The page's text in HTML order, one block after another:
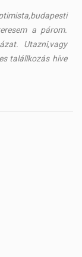
a párom.
Utazni,vagy
talállkozás híve